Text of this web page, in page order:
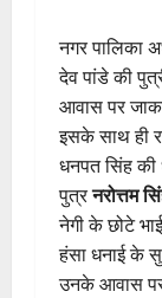
नगर पालिका
देव पांडे की
आवास पर
इसके साथ ही
धनपत सिंह की
पुत्रनरोत्तम
नेगी के छोटे
हंसा धनाई के
उनके आवास